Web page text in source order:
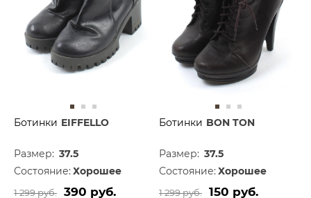
Ботинки EIFFELLO
Размер: 37.5
Состояние: Хорошее
1 299 руб. 390 руб.
Ботинки BON TON
Размер: 37.5
Состояние: Хорошее
1 299 руб. 150 руб.